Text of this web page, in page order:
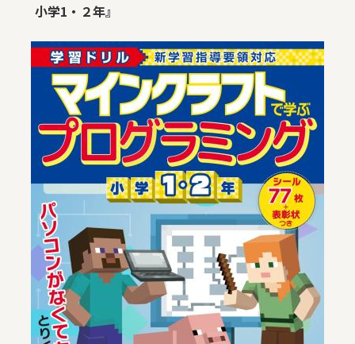
小学1・２年』